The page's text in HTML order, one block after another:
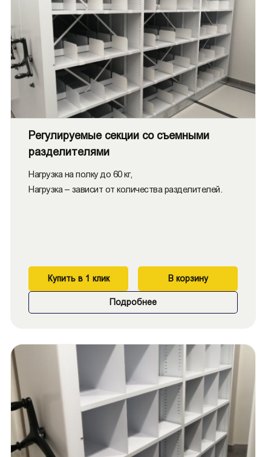
Регулируемые секции со съемными
разделителями
Нагрузка на полку до 60 кг,
Нагрузка – зависит от количества разделителей.
Купить в 1 клик В корзину
Подробнее